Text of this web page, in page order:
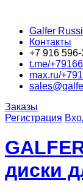
Galfer
Контакты
+7 916
t.me/
max.ru/
Заказы
Регистрация
диски